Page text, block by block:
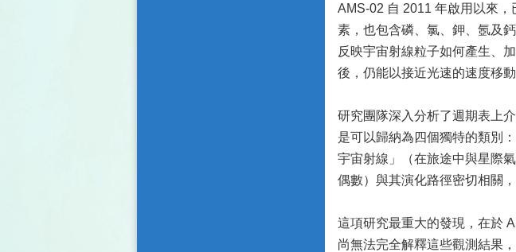
AMS-02 自 2011 年啟用以來
素，也包含磷、氯、鉀、氬及
反映宇宙射線粒子如何產生、
後，仍能以接近光速的速度移動
研究團隊深入分析了週期表上
是可以歸納為四個獨特的類別
宇宙射線」（在旅途中與星際
偶數）與其演化路徑密切相關
這項研究最重大的發現，在於
尚無法完全解釋這些觀測結果